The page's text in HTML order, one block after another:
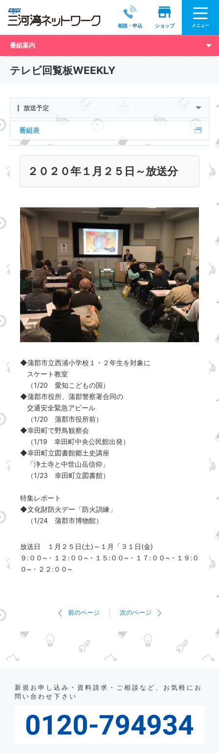
相談・申込 ショップ メニュー
番組案内
テレビ回覧板WEEKLY
放送予定
番組表
２０２０年１月２５日～放送分
◆蒲郡市立西浦小学校１・２年生を対象に
スケート教室
（1/20 愛知こどもの国）
◆蒲郡市役所、蒲郡警察署合同の
交通安全緊急アピール
（1/20 蒲郡市役所前）
◆幸田町で野鳥観察会
（1/19 幸田町中央公民館出発）
◆幸田町立図書館郷土史講座
「浄土寺と中世山岳信仰」
（1/23 幸田町立図書館）
特集レポート
◆文化財防火デー「防火訓練」
（1/24 蒲郡市博物館）
放送日 １月２５日(土)～１月「３１日(金)
９:００~・１２:００~・１５:００~・１７:００~・１９:０
０~・２２:００~
前のページ 次のページ
新規お申し込み・資料請求・ご相談など、お気軽にお
問い合わせ下さい